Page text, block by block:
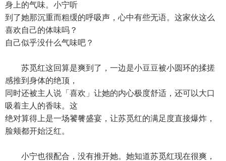
身上的气味。小宁听
到了她那沉重而粗缓的呼吸声，心中有些无语。这家伙这么
喜欢自己的体味吗？
自己似乎没什么气味吧？
苏觅红这回算是爽到了，一边是小豆豆被小圆环的揉搓
感推到身体的绝顶，
同时还被主人说「喜欢」让她的内心极度舒适，还可以大口
吸着主人的香味。这
绝对算得上是一场饕餮盛宴，让苏觅红的满足度直接爆炸，
脸颊都开始泛红。
小宁也很配合，没有推开她。她知道苏觅红现在很爽，